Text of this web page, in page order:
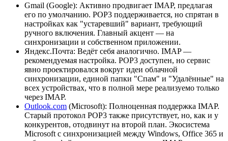
Gmail (Google): Активно продвигает IMAP, предлагая
его по умолчанию. POP3 поддерживается, но спрятан в
настройках как "устаревший" вариант, требующий
ручного включения. Главный акцент — на
синхронизации и собственном приложении.
Яндекс.Почта: Ведёт себя аналогично. IMAP —
рекомендуемая настройка. POP3 доступен, но сервис
явно проектировался вокруг идеи облачной
синхронизации, единой папки "Спам" и "Удалённые" на
всех устройствах, что в полной мере реализуемо только
через IMAP.
Outlook.com (Microsoft): Полноценная поддержка IMAP.
Старый протокол POP3 также присутствует, но, как и у
конкурентов, отодвинут на второй план. Экосистема
Microsoft с синхронизацией между Windows, Office 365 и